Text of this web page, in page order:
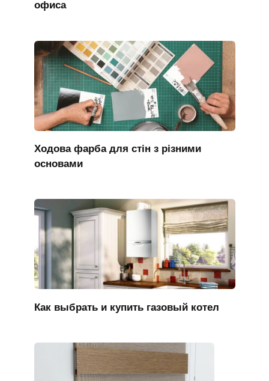
офиса
Ходова фарба для стін з різними
основами
Как выбрать и купить газовый котел